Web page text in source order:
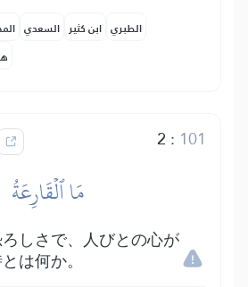
السعدي ابن كثير الطبري
2 : 101
مَا ٱلۡقَارِعَةُ
しさで、人びとの心が
は何か。